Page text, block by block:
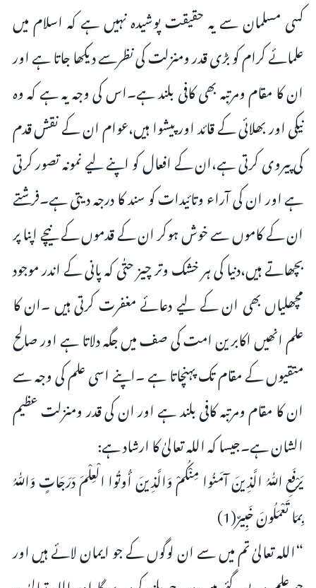
کسی مسلمان سے یہ حقیقت پوشیدہ نہیں ہے کہ اسلام میں
علمائے کرام کو بڑی قدر ومنزلت کی نظرسے دیکھا جاتا ہے اور
ان کا مقام ومرتبہ بھی کافی بلند ہے۔اس کی وجہ یہ ہے کہ وہ
نیکی اور بھلائی کے قائد اور پیشوا ہیں،عوام ان کے نقش قدم
کی پیروی کرتی ہے،ان کے افعال کو اپنے لیے نمونہ تصور کرتی
ہے اور ان کی آراء وتائیدات کو سند کا درجہ دیتی ہے۔فرشتے
ان کے کاموں سے خوش ہوکر ان کے قدموں کے نیچے اپنا پر
بچھاتے ہیں،دنیا کی ہر خشک وتر چیز حتٰی کہ پانی کے اندر موجود
مچھلیاں بھی ان کے لیے دعائے مغفرت کرتی ہیں ۔ان کا
علم انھیں اکابرین امت کی صف میں جگہ دلاتا ہے اور صالح
متقیوں کے مقام تک پہنچاتا ہے ۔اپنے اسی علم کی وجہ سے
ان کا مقام ومرتبہ کافی بلند ہے اور ان کی قدر ومنزلت عظیم
الشان ہے۔جیسا کہ اللہ تعالیٰ کا ارشاد ہے:
يَرْفَعِ اللّٰهُ الَّذِينَ آمَنُوا مِنْكُمْ وَالَّذِينَ أُوتُوا الْعِلْمَ دَرَجَاتٍ وَاللّٰهُ
بِمَا تَعْمَلُونَ خَبِيرٌ(1)
“اللہ تعالیٰ تم میں سے ان لوگوں کے جو ایمان لائے ہیں اور